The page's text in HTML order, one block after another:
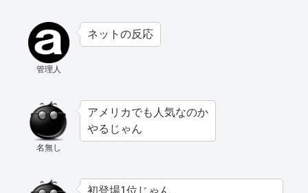
管理人
ネットの反応
名無し
アメリカでも人気なのか
やるじゃん